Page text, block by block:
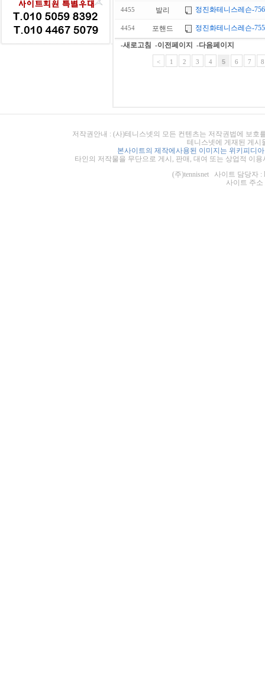
4455 발리 정진화테니스레슨-
4454 포핸드 정진화테니스레슨-
-새로고침 -이전페이지 -다음페이지
< 1 2 3 4 5 6 7 8
저작권안내 : (사)테니스넷의 모든 컨텐츠는 저작권법에 보
테니스넷에 게재된 게시
본사이트의 제작에사용된 이미지는 위키피디
타인의 저작물을 무단으로 게시, 판매, 대여 또는 상업적 이
(주)tennisnet 사이트 담당자 :
사이트 주